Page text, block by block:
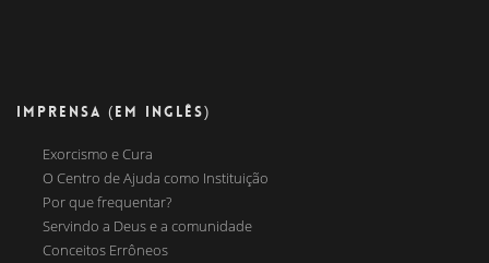
IMPRENSA (EM INGLÊS)
Exorcismo e Cura
O Centro de Ajuda como Instituição
Por que frequentar?
Servindo a Deus e a comunidade
Conceitos Errôneos